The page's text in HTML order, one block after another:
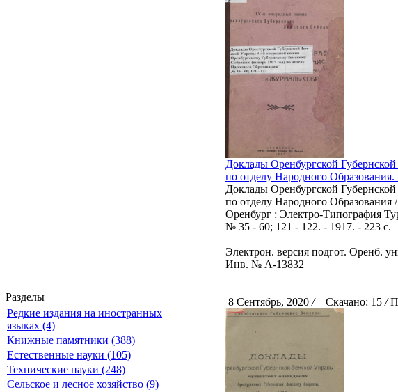
Разделы
Редкие издания на иностранных
языках (4)
Книжные памятники (388)
Естественные науки (105)
Технические науки (248)
Сельское и лесное хозяйство (9)
Доклады Оренбургской
по отделу Народного Образования.
Доклады Оренбургской
по отделу Народного Образования
Оренбург : Электро-Типография
№ 35 - 60; 121 - 122. - 1917. - 223 с.
Электрон. версия подгот. Оренб.
Инв. № А-13832
8 Сентябрь, 2020 /Скачано: 15 /